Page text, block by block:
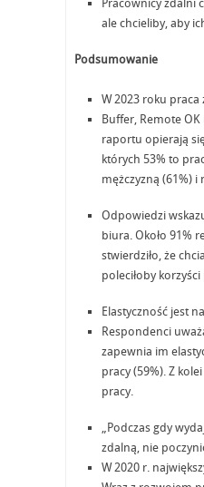
Pracownicy zdalni
ale chcieliby, aby
Podsumowanie
W 2023 roku
Buffer, Remote
raportu opierają
których 53% to
mężczyzną (61%)
Odpowiedzi
biura. Około 91%
stwierdziło, że
poleciłoby
Elastyczność jest
Respondenci
zapewnia im
pracy (59%). Z
pracy.
„Podczas gdy
zdalną, nie
W 2020 r.